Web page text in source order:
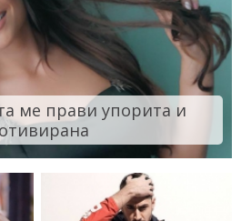
ме прави упорита и